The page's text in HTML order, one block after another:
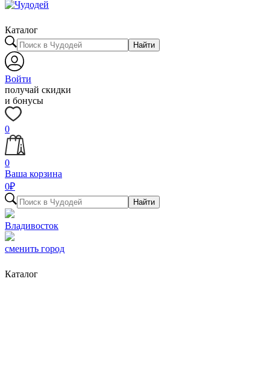
Каталог
Найти
Войти
получай скидки
и бонусы
0
0
Ваша корзина
0₽
Найти
Владивосток
сменить город
Каталог